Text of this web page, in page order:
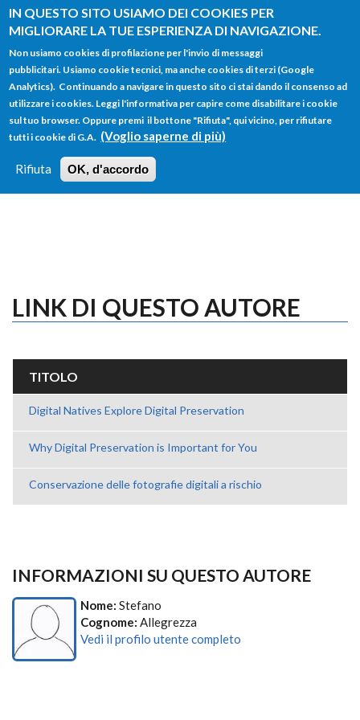
IN QUESTO SITO USIAMO DEI COOKIES PER
MIGLIORARE LA TUE ESPERIENZA DI NAVIGAZIONE.
Non usiamo cookies di profilazione per l'invio di messaggi
pubblicitari. Usiamo cookie tecnici, ma anche cookies di terzi (Google
Analytics). Continuando a navigare in questo sito ci stai dando il consenso ad
utilizzare i cookies. Leggi l'informativa per capire come disabilitare i cookie
sul tuo browser. Oppure premi il bottone "Rifiuta", qui vicino, per rifiutare
tutti i cookie di G.A. (Voglio saperne di più)
Rifiuta OK, d'accordo
Salta al contenuto principale
FORM
DI
RICERCA
Main menu
HOME TUTTI I PROFILI
LOGIN
LINK DI QUESTO AUTORE
TITOLO
Digital Natives Explore Digital Preservation
Why Digital Preservation is Important for You
Conservazione delle fotografie digitali a rischio
INFORMAZIONI SU QUESTO AUTORE
Nome: Stefano
Cognome: Allegrezza
Vedi il profilo utente completo